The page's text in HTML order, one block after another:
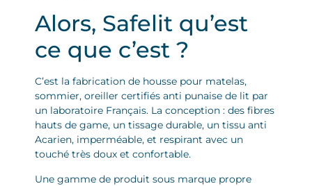
Alors, Safelit qu’est
ce que c’est ?
C’est la fabrication de housse pour matelas,
sommier, oreiller certifiés anti punaise de lit par
un laboratoire Français. La conception : des fibres
hauts de game, un tissage durable, un tissu anti
Acarien, imperméable, et respirant avec un
touché très doux et confortable.
Une gamme de produit sous marque propre